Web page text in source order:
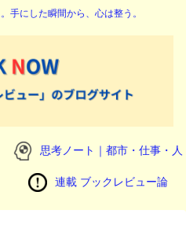
手にした瞬間から、心は整う。
思考ノート｜都市・仕事・人
連載 ブックレビュー論